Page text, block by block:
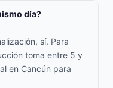
día?
sí. Para
toma entre 5 y
en Cancún para